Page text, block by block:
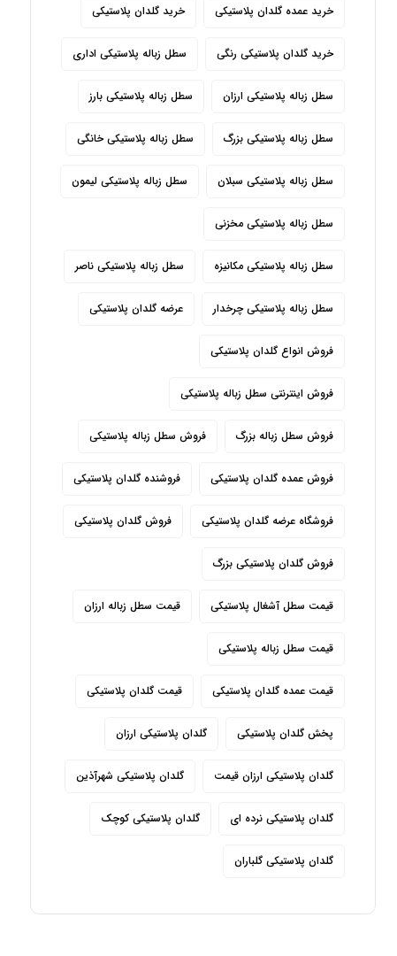
خرید عمده گلدان پلاستیکی خرید گلدان پلاستیکی
خرید گلدان پلاستیکی رنگی سطل زباله پلاستیکی اداری
سطل زباله پلاستیکی ارزان سطل زباله پلاستیکی بارز
سطل زباله پلاستیکی بزرگ سطل زباله پلاستیکی خانگی
سطل زباله پلاستیکی سبلان سطل زباله پلاستیکی لیمون
سطل زباله پلاستیکی مخزنی
سطل زباله پلاستیکی مکانیزه سطل زباله پلاستیکی ناصر
سطل زباله پلاستیکی چرخدار عرضه گلدان پلاستیکی
فروش انواع گلدان پلاستیکی
فروش اینترنتی سطل زباله پلاستیکی
فروش سطل زباله بزرگ فروش سطل زباله پلاستیکی
فروش عمده گلدان پلاستیکی فروشنده گلدان پلاستیکی
فروشگاه عرضه گلدان پلاستیکی فروش گلدان پلاستیکی
فروش گلدان پلاستیکی بزرگ
قیمت سطل آشغال پلاستیکی قیمت سطل زباله ارزان
قیمت سطل زباله پلاستیکی
قیمت عمده گلدان پلاستیکی قیمت گلدان پلاستیکی
پخش گلدان پلاستیکی گلدان پلاستیکی ارزان
گلدان پلاستیکی ارزان قیمت گلدان پلاستیکی شهرآذین
گلدان پلاستیکی نرده ای گلدان پلاستیکی کوچک
گلدان پلاستیکی گلباران